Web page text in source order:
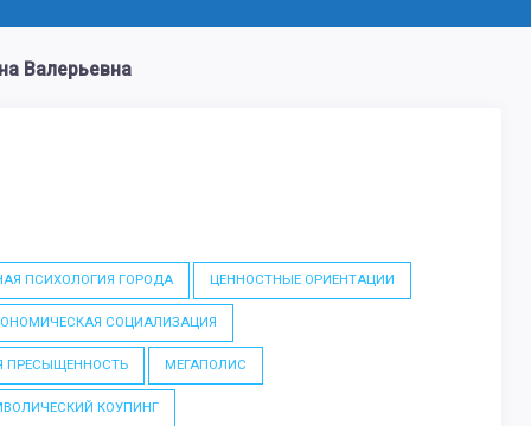
Валерьевна
ПСИХОЛОГИЯ ГОРОДА ЦЕННОСТНЫЕ ОРИЕНТАЦИИ
СОЦИАЛИЗАЦИЯ
ПРЕСЫЩЕННОСТЬ МЕГАПОЛИС
КОУПИНГ